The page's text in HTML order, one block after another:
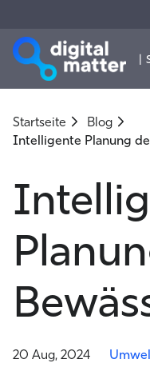
|
Startseite
Blog
Intelligente Planung
20 Aug, 2024